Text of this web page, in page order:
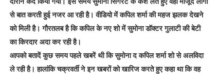
से बात करती हुई नजर आ रही है। वीडियो में कपिल शर्मा की महज झलक देखने
को मिली है। गौरतलब है कि कपिल के नए शो में सुमोना डॉक्टर गुलाटी की बेटी
का किरदार अदा कर रही है।
आपको बतादें कुछ समय पहले खबरें थी कि सुमोना द कपिल शर्मा शो से अलविदा
ले रही है। हालांकि चक्रवर्ती ने इन खबरों को खारिज करते हुए कहा था कि वह